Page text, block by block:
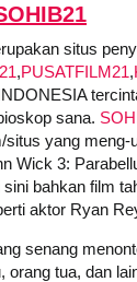
situs
,PUSATFILM21,
sana.
situs yang
Wick 3:
bahkan film
aktor Ryan
senang
orang tua, dan